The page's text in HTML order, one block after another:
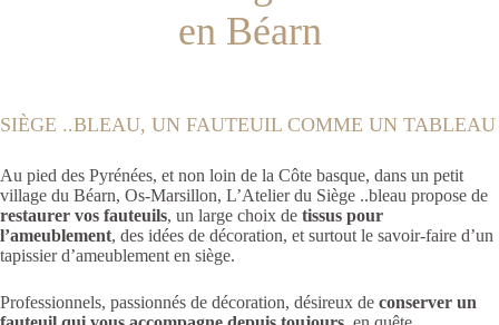
en Béarn
SIÈGE ..BLEAU, UN FAUTEUIL COMME UN TABLEAU
Au pied des Pyrénées, et non loin de la Côte basque, dans un petit
village du Béarn, Os-Marsillon, L’Atelier du Siège ..bleau propose de
restaurer vos fauteuils, un large choix de tissus pour
l’ameublement, des idées de décoration, et surtout le savoir-faire d’un
tapissier d’ameublement en siège.
Professionnels, passionnés de décoration, désireux de conserver un